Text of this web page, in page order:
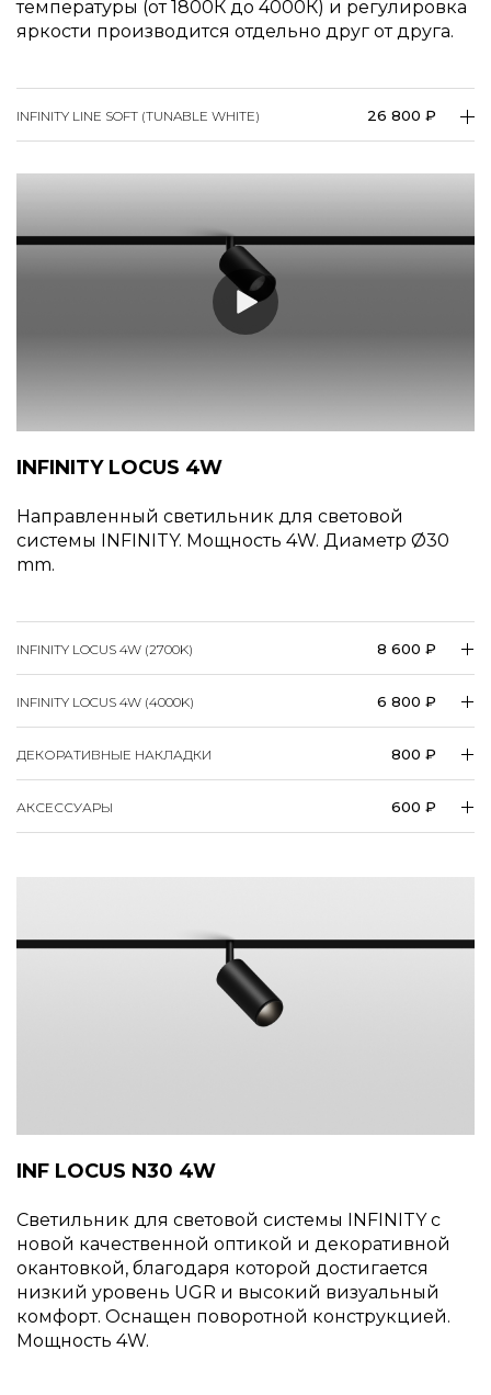
температуры (от 1800К до 4000К) и регулировка
яркости производится отдельно друг от друга.
INFINITY LINE SOFT (TUNABLE WHITE) 26 800 ₽
INFINITY LOCUS 4W
Направленный светильник для световой
системы INFINITY. Мощность 4W. Диаметр
30
mm.
INFINITY LOCUS 4W (2700K) 8 600 ₽
INFINITY LOCUS 4W (4000K) 6 800 ₽
ДЕКОРАТИВНЫЕ НАКЛАДКИ 800 ₽
АКСЕССУАРЫ 600 ₽
INF LOCUS N30 4W
Светильник для световой системы INFINITY с
новой качественной оптикой и декоративной
окантовкой, благодаря которой достигается
низкий уровень UGR и высокий визуальный
комфорт. Оснащен поворотной конструкцией.
Мощность 4W.